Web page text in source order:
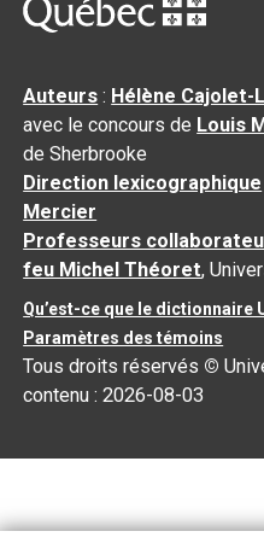
Auteurs : Hélène Cajolet-
avec le concours de Louis
de Sherbrooke
Direction lexicographique
Mercier
Professeurs
feu Michel Théoret,
Qu’est-ce que le dictionnaire
Paramètres des témoins
Tous droits réservés ©
contenu :2026-08-03